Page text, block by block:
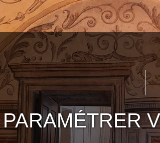
PARAMÉTRER